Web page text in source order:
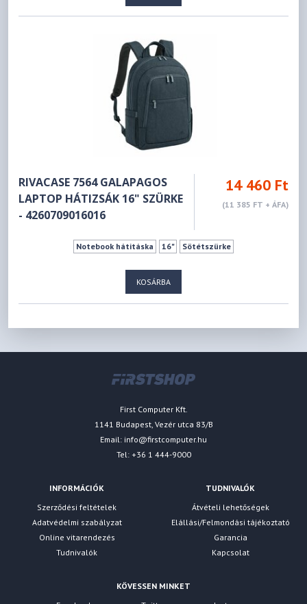
RIVACASE 7564 GALAPAGOS
LAPTOP HÁTIZSÁK 16" SZÜRKE
- 4260709016016
14 460 Ft
(11 385 FT + ÁFA)
Notebook hátitáska 16" Sötétszürke
KOSÁRBA
First Computer Kft.
1141 Budapest, Vezér utca 83/B
Email: info@firstcomputer.hu
Tel: +36 1 444-9000
INFORMÁCIÓK
Szerződési feltételek
Adatvédelmi szabályzat
Online vitarendezés
Tudnivalók
TUDNIVALÓK
Átvételi lehetőségek
Elállási/Felmondási tájékoztató
Garancia
Kapcsolat
KÖVESSEN MINKET